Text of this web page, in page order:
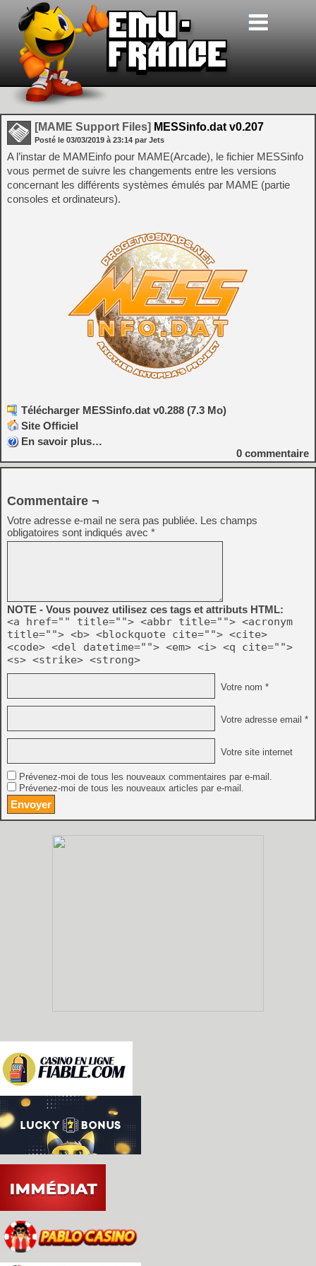
[MAME Support Files] MESSinfo.dat v0.207
Posté le 03/03/2019 à 23:14 par Jets
A l’instar de MAMEinfo pour MAME(Arcade), le fichier MESSinfo
vous permet de suivre les changements entre les versions
concernant les différents systèmes émulés par MAME (partie
consoles et ordinateurs).
Télécharger MESSinfo.dat v0.288 (7.3 Mo)
Site Officiel
En savoir plus…
0 commentaire
Commentaire ¬
Votre adresse e-mail ne sera pas publiée. Les champs
obligatoires sont indiqués avec *
NOTE - Vous pouvez utilisez ces tags et attributs HTML:
<a href="" title=""> <abbr title=""> <acronym
title=""> <b> <blockquote cite=""> <cite>
<code> <del datetime=""> <em> <i> <q cite="">
<s> <strike> <strong>
Votre nom *
Votre adresse email *
Votre site internet
Prévenez-moi de tous les nouveaux commentaires par e-mail.
Prévenez-moi de tous les nouveaux articles par e-mail.